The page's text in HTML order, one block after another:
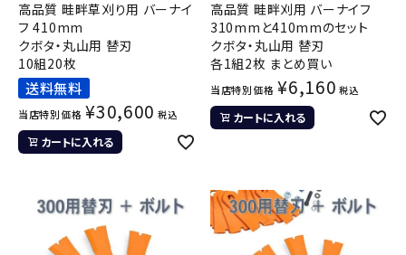
高品質 畦畔草刈り用 バーナイ
フ 410mm
クボタ・丸山用 替刃
10組20枚
送料無料
当店特別価格 ¥30,600 税込
カートに入れる
高品質 畦畔刈用 バーナイフ
310mmと410mmのセット
クボタ・丸山用 替刃
各1組2枚 まとめ買い
当店特別価格 ¥6,160 税込
カートに入れる